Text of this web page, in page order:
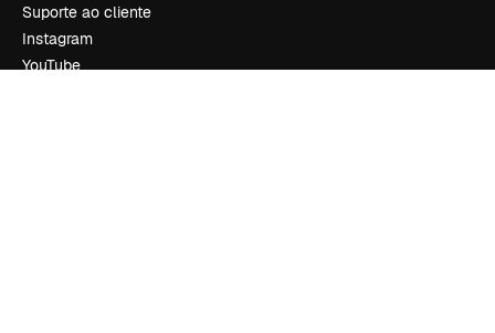
Suporte ao cliente
Instagram
YouTube